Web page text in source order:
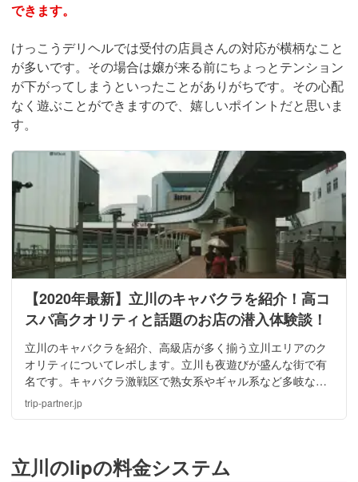
できます。
けっこうデリヘルでは受付の店員さんの対応が横柄なこと
が多いです。その場合は嬢が来る前にちょっとテンション
が下がってしまうといったことがありがちです。その心配
なく遊ぶことができますので、嬉しいポイントだと思いま
す。
【2020年最新】立川のキャバクラを紹介！高コ
スパ高クオリティと話題のお店の潜入体験談！
立川のキャバクラを紹介、高級店が多く揃う立川エリアのク
オリティについてレポします。立川も夜遊びが盛んな街で有
名です。キャバクラ激戦区で熟女系やギャル系など多岐なジ
ャンルがあります。都心に比べてコスパも良く1時間で4000
円で遊べるという破格のお店もあるので要チェックです！
trip-partner.jp
立川のlipの料金システム